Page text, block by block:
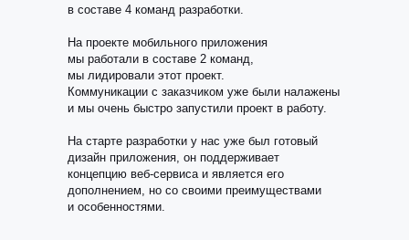
в составе 4 команд разработки.
На проекте мобильного приложения
мы работали в составе 2 команд,
мы лидировали этот проект.
Коммуникации с заказчиком уже были налажены
и мы очень быстро запустили проект в работу.
На старте разработки у нас уже был готовый
дизайн приложения, он поддерживает
концепцию веб-сервиса и является его
дополнением, но со своими преимуществами
и особенностями.